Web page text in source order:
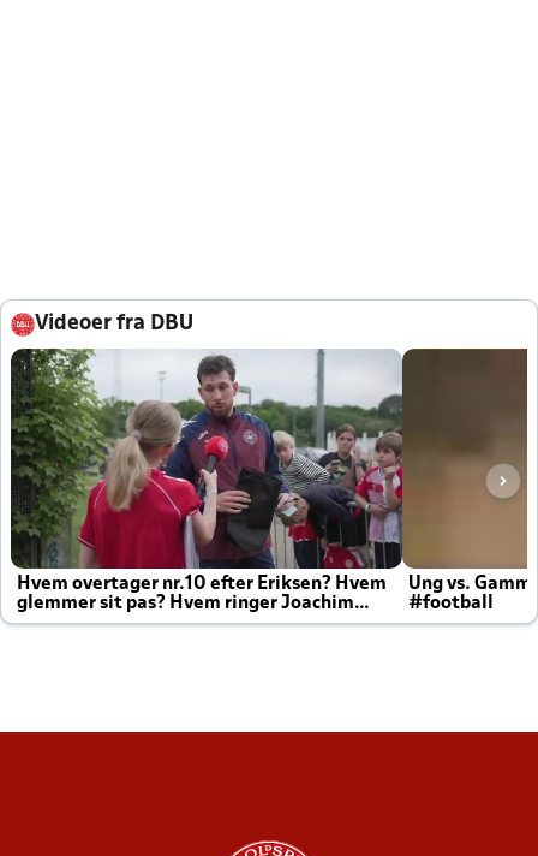
Videoer fra DBU
Hvem overtager nr.10 efter Eriksen? Hvem
glemmer sit pas? Hvem ringer Joachim
altid til efter kampe?
Ung vs.
#football